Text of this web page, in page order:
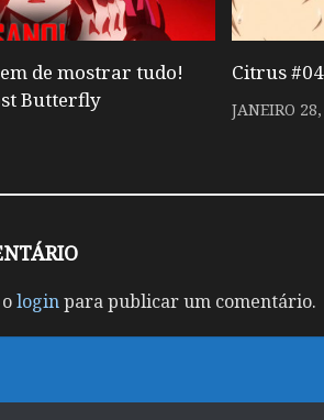
de mostrar tudo!
Butterfly
Citrus
JANEIRO
loginpara publicar um comentário.